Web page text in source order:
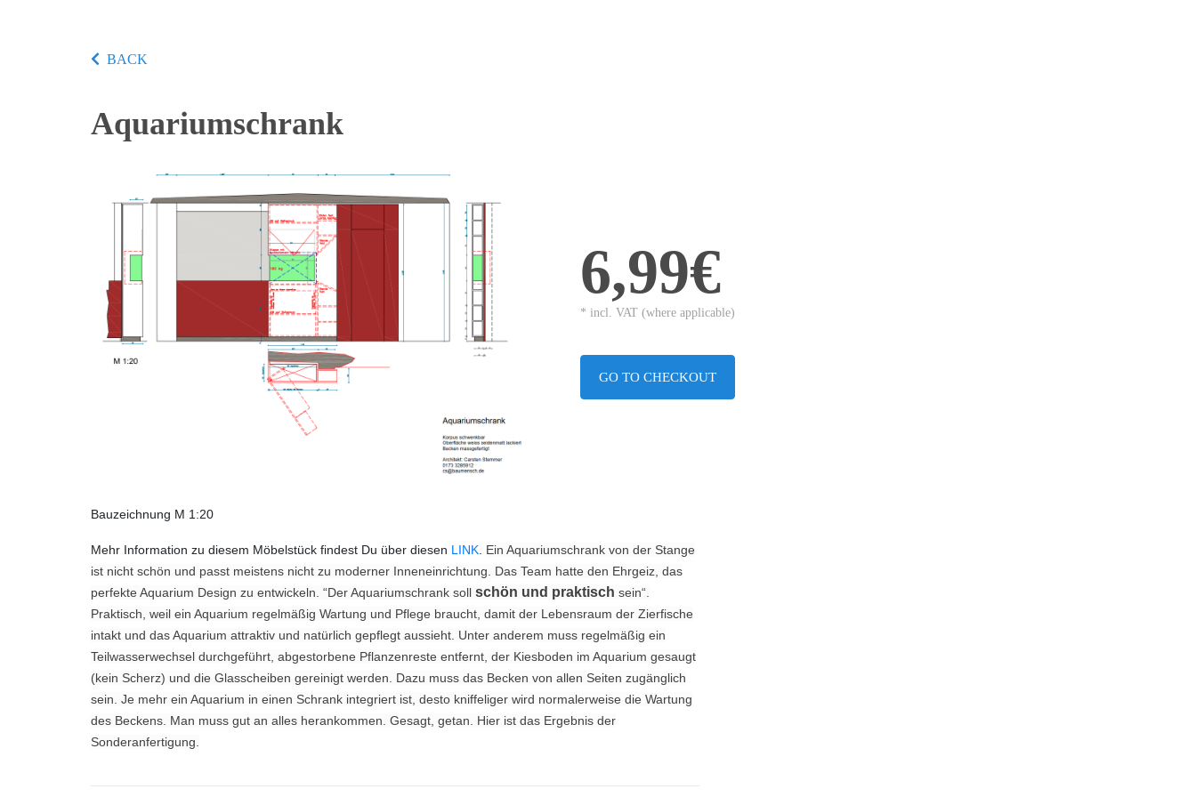
BACK
Aquariumschrank
6,99€
* incl. VAT (where applicable)
GO TO CHECKOUT
Bauzeichnung M 1:20
Mehr Information zu diesem Möbelstück findest Du über diesen LINK Ein Aquariumschrank von der Stange
ist nicht schön und passt meistens nicht zu moderner Inneneinrichtung. Das Team hatte den Ehrgeiz, das
perfekte Aquarium Design zu entwickeln. “Der Aquariumschrank soll schön und praktisch sein“.
Praktisch, weil ein Aquarium regelmäßig Wartung und Pflege braucht, damit der Lebensraum der Zierfische
intakt und das Aquarium attraktiv und natürlich gepflegt aussieht. Unter anderem muss regelmäßig ein
Teilwasserwechsel durchgeführt, abgestorbene Pflanzenreste entfernt, der Kiesboden im Aquarium gesaugt
(kein Scherz) und die Glasscheiben gereinigt werden. Dazu muss das Becken von allen Seiten zugänglich
sein. Je mehr ein Aquarium in einen Schrank integriert ist, desto kniffeliger wird normalerweise die Wartung
des Beckens. Man muss gut an alles herankommen. Gesagt, getan. Hier ist das Ergebnis der
Sonderanfertigung.